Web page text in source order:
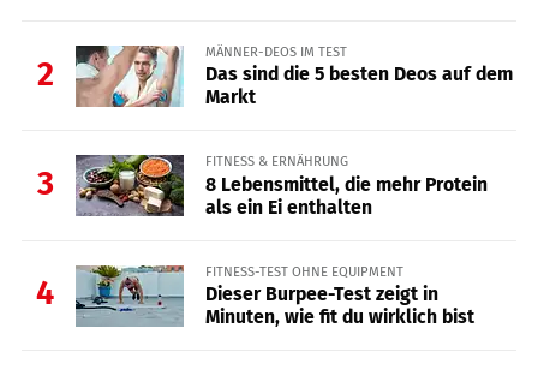
2
MÄNNER-DEOS IM TEST
Das sind die 5 besten Deos auf dem
Markt
3
FITNESS & ERNÄHRUNG
8 Lebensmittel, die mehr Protein
als ein Ei enthalten
4
FITNESS-TEST OHNE EQUIPMENT
Dieser Burpee-Test zeigt in
Minuten, wie fit du wirklich bist